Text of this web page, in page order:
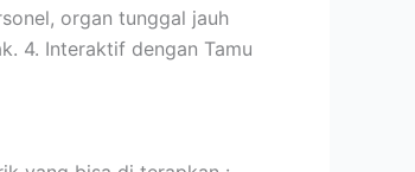
organ tunggal jauh
4. Interaktif dengan Tamu